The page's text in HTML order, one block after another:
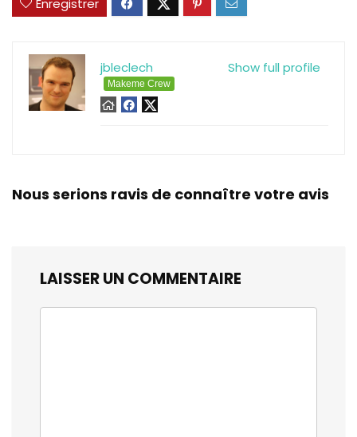
Enregistrer
Show full profile
jbleclech
Makeme Crew
Nous serions ravis de connaître votre avis
LAISSER UN COMMENTAIRE